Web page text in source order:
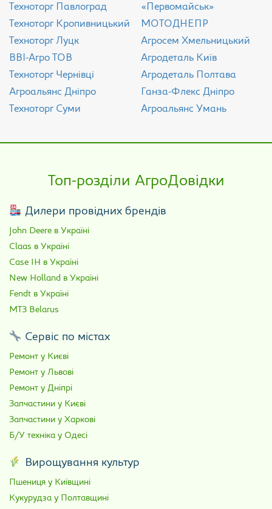
Техноторг Павлоград
Техноторг Кропивницький
Техноторг Луцк
ВВІ-Агро ТОВ
Техноторг Чернівці
Агроальянс Дніпро
Техноторг Суми
«Первомайськ»
МОТОДНЕПР
Агросем Хмельницький
Агродеталь Київ
Агродеталь Полтава
Ганза-Флекс Дніпро
Агроальянс Умань
Топ-розділи АгроДовідки
Дилери провідних брендів
John Deere в Україні
Claas в Україні
Case IH в Україні
New Holland в Україні
Fendt в Україні
МТЗ Belarus
Сервіс по містах
Ремонт у Києві
Ремонт у Львові
Ремонт у Дніпрі
Запчастини у Києві
Запчастини у Харкові
Б/У техніка у Одесі
Вирощування культур
Пшениця у Київщині
Кукурудза у Полтавщині